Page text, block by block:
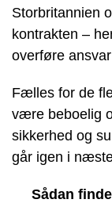
Storbritannien
kontrakten –
overføre
Fælles for de
være beboelig
sikkerhed og
går igen i
Sådan